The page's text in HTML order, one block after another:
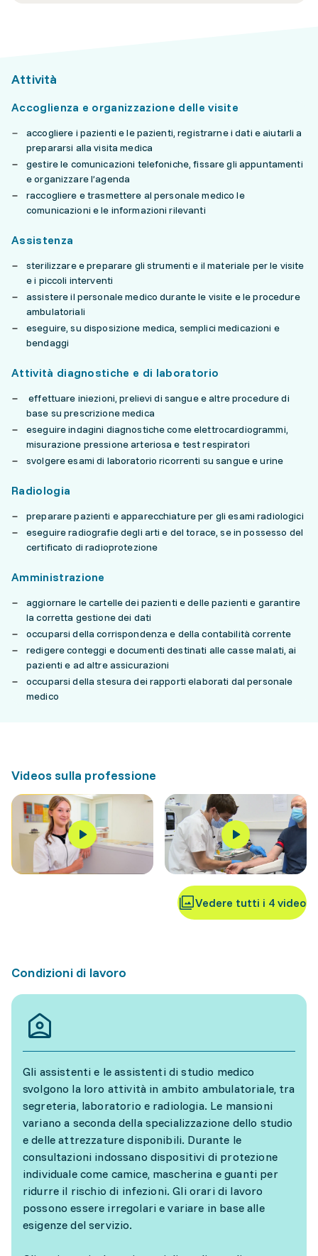
Attività
Accoglienza e organizzazione delle visite
accogliere i pazienti e le pazienti, registrarne i dati e aiutarli a
prepararsi alla visita medica
gestire le comunicazioni telefoniche, fissare gli appuntamenti
e organizzare l’agenda
raccogliere e trasmettere al personale medico le
comunicazioni e le informazioni rilevanti
Assistenza
sterilizzare e preparare gli strumenti e il materiale per le visite
e i piccoli interventi
assistere il personale medico durante le visite e le procedure
ambulatoriali
eseguire, su disposizione medica, semplici medicazioni e
bendaggi
Attività diagnostiche e di laboratorio
effettuare iniezioni, prelievi di sangue e altre procedure di
base su prescrizione medica
eseguire indagini diagnostiche come elettrocardiogrammi,
misurazione pressione arteriosa e test respiratori
svolgere esami di laboratorio ricorrenti su sangue e urine
Radiologia
preparare pazienti e apparecchiature per gli esami radiologici
eseguire radiografie degli arti e del torace, se in possesso del
certificato di radioprotezione
Amministrazione
aggiornare le cartelle dei pazienti e delle pazienti e garantire
la corretta gestione dei dati
occuparsi della corrispondenza e della contabilità corrente
redigere conteggi e documenti destinati alle casse malati, ai
pazienti e ad altre assicurazioni
occuparsi della stesura dei rapporti elaborati dal personale
medico
Videos sulla professione
Vedere tutti i 4 video
Condizioni di lavoro
Gli assistenti e le assistenti di studio medico
svolgono la loro attività in ambito ambulatoriale, tra
segreteria, laboratorio e radiologia. Le mansioni
variano a seconda della specializzazione dello studio
e delle attrezzature disponibili. Durante le
consultazioni indossano dispositivi di protezione
individuale come camice, mascherina e guanti per
ridurre il rischio di infezioni. Gli orari di lavoro
possono essere irregolari e variare in base alle
esigenze del servizio.